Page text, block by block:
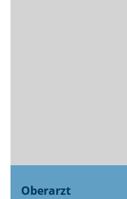
Oberarzt